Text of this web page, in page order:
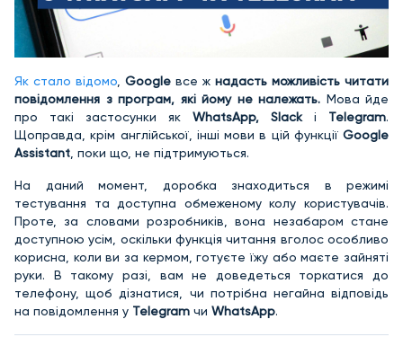
Як стало відомо Google все ж надасть можливість читати
повідомлення з програм, які йому не належать. Мова йде
про такі застосунки як WhatsApp, Slackі Telegram.
Щоправда, крім англійської, інші мови в цій функції Google
Assistant , поки що, не підтримуються.
На даний момент, доробка знаходиться в режимі
тестування та доступна обмеженому колу користувачів.
Проте, за словами розробників, вона незабаром стане
доступною усім, оскільки функція читання вголос особливо
корисна, коли ви за кермом, готуєте їжу або маєте зайняті
руки. В такому разі, вам не доведеться торкатися до
телефону, щоб дізнатися, чи потрібна негайна відповідь
на повідомлення у Telegram чи WhatsApp.